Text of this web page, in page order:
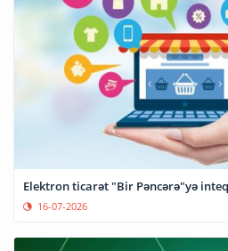
Elektron ticarət "Bir Pəncərə"yə
16-07-2026